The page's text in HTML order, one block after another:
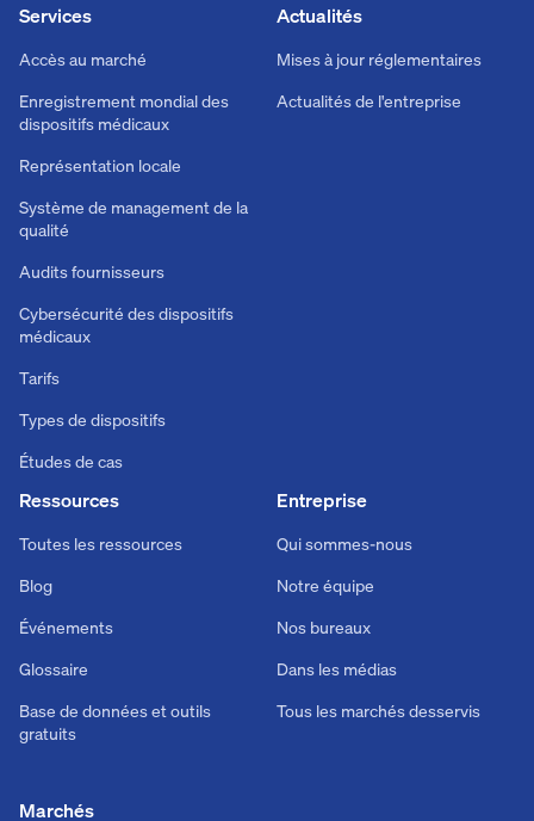
Actualités
Mises à jour réglementaires
Actualités de l'entreprise
Services
Accès au marché
Enregistrement mondial des
dispositifs médicaux
Représentation locale
Système de management de la
qualité
Audits fournisseurs
Cybersécurité des dispositifs
médicaux
Tarifs
Types de dispositifs
Études de cas
Ressources
Toutes les ressources
Blog
Événements
Glossaire
Base de données et outils
gratuits
Entreprise
Qui sommes-nous
Notre équipe
Nos bureaux
Dans les médias
Tous les marchés desservis
Marchés